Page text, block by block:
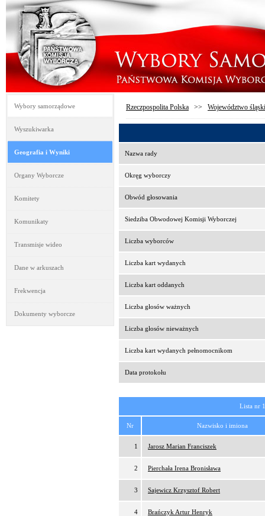
Wybory samorządowe
Wyszukiwarka
Geografia i Wyniki
Organy Wyborcze
Komitety
Komunikaty
Transmisje wideo
Dane w arkuszach
Frekwencja
Dokumenty wyborcze
Rzeczpospolita Polska >> Województwo
Nazwa rady
Okręg wyborczy
Obwód głosowania
Siedziba Obwodowej Komisji Wyborczej
Liczba wyborców
Liczba kart wydanych
Liczba kart oddanych
Liczba głosów ważnych
Liczba głosów nieważnych
Liczba kart wydanych pełnomocnikom
Data protokołu
Lista nr
Nr Nazwisko i imiona
1 Jarosz Marian Franciszek
2 Pierchała Irena Bronisława
3 Sajewicz Krzysztof Robert
4 Brańczyk Artur Henryk